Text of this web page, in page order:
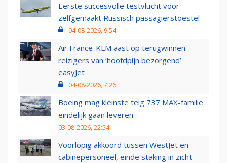
Eerste succesvolle testvlucht voor
zelfgemaakt Russisch passagierstoestel
04-08-2026, 9:54
Air France-KLM aast op terugwinnen
reizigers van ‘hoofdpijn bezorgend’
easyJet
04-08-2026, 7:26
Boeing mag kleinste telg 737 MAX-familie
eindelijk gaan leveren
03-08-2026, 22:54
Voorlopig akkoord tussen WestJet en
cabinepersoneel, einde staking in zicht